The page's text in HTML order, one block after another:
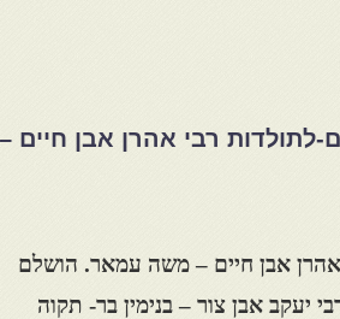
רבי אהרן אבן חיים –
אהרן אבן חיים – משה עמאר. הושלם
יעקב אבן צור – בנימין בר- תקוה